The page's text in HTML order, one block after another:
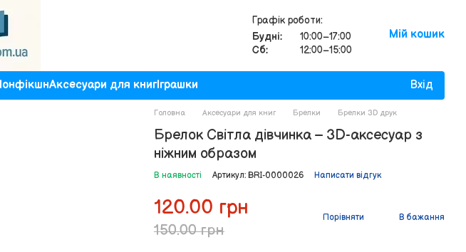
Графік роботи:
Будні:
10:00–17:00
Сб:
12:00–15:00
Мій кошик
Аксесуари для книгІграшки Вхід
Головна Аксесуари для книг Брелки Брелки 3D друк
Брелок Світла дівчинка – 3D-аксесуар з
ніжним образом
В наявності Артикул: BRI-0000026 Написати відгук
120.00 грн
150.00 грн
Порівняти В бажання